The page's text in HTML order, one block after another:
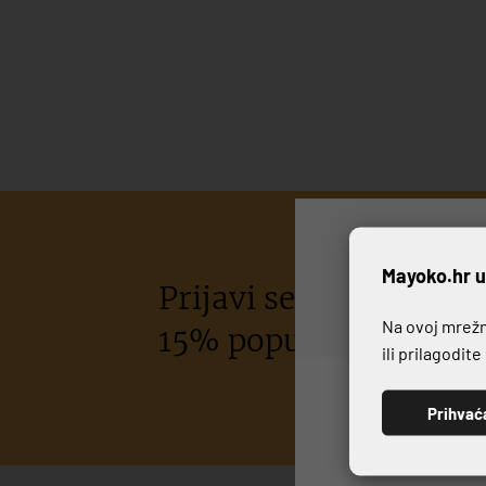
Prijavi se na naš
15% popusta na
Mayoko.hr
Na ovoj
ili prilagodite